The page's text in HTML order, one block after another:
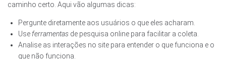
caminho certo. Aqui vão algumas dicas:
Pergunte diretamente aos usuários o que eles acharam.
Use ferramentas de pesquisa online para facilitar a coleta.
Analise as interações no site para entender o que funciona e o
que não funciona.